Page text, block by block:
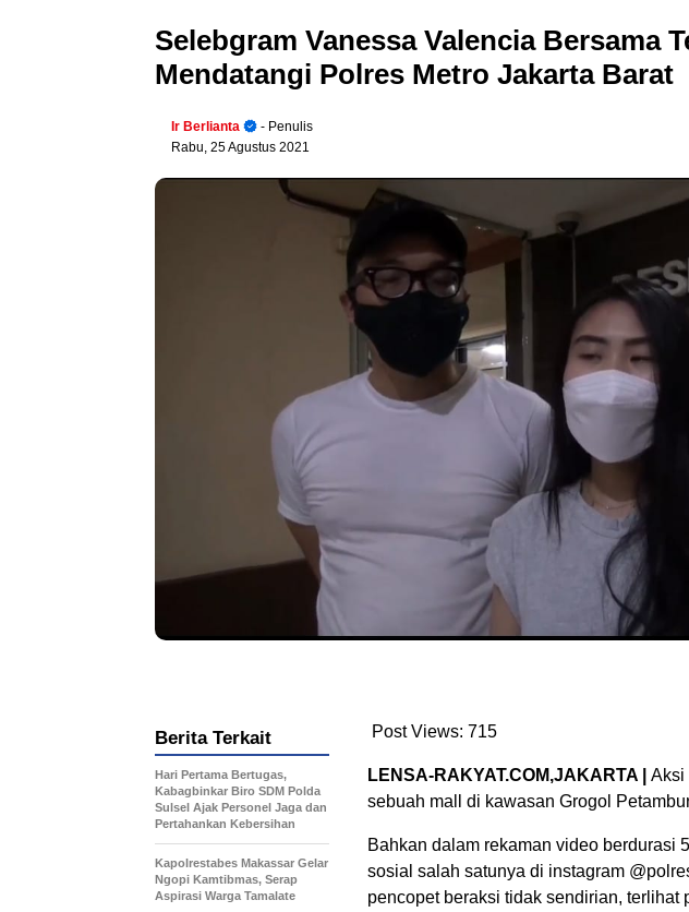
Selebgram Vanessa Valencia Bersama
Mendatangi Polres Metro Jakarta Barat
Ir Berlianta
- Penulis
Rabu, 25 Agustus 2021
Post Views: 715
LENSA-RAKYAT.COM,JAKARTA | Aksi
sebuah mall di kawasan Grogol
Bahkan dalam rekaman video berdurasi
sosial salah satunya di instagram
pencopet beraksi tidak sendirian,
Berita Terkait
Hari Pertama Bertugas,
Kabagbinkar Biro SDM Polda
Sulsel Ajak Personel Jaga dan
Pertahankan Kebersihan
Kapolrestabes Makassar Gelar
Ngopi Kamtibmas, Serap
Aspirasi Warga Tamalate